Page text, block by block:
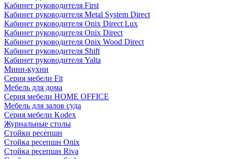
Кабинет руководителя First
Кабинет руководителя Metal System Direct
Кабинет руководителя Onix Direct Lux
Кабинет руководителя Onix Direct
Кабинет руководителя Onix Wood Direct
Кабинет руководителя Shift
Кабинет руководителя Yalta
Мини-кухни
Серия мебели Fit
Мебель для дома
Серия мебели HOME OFFICE
Мебель для залов суда
Серия мебели Kodex
Журнальные столы
Стойки ресепшн
Стойка ресепшн Onix
Стойка ресепшн Riva